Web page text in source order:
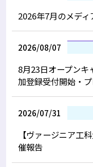
2026年7月のメデ
2026/08/07
8月23日オープン
加登録受付開始・
2026/07/31
【ヴァージニア工
催報告